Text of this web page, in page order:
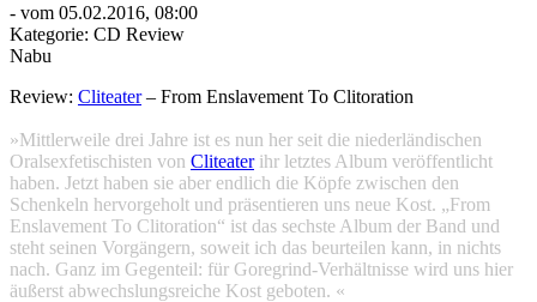
- vom 05.02.2016, 08:00
Kategorie: CD Review
Nabu
Review: Cliteater– From Enslavement To Clitoration
»Mittlerweile drei Jahre ist es nun her seit die niederländischen
Oralsexfetischisten von Cliteaterihr letztes Album veröffentlicht
haben. Jetzt haben sie aber endlich die Köpfe zwischen den
Schenkeln hervorgeholt und präsentieren uns neue Kost. „From
Enslavement To Clitoration“ ist das sechste Album der Band und
steht seinen Vorgängern, soweit ich das beurteilen kann, in nichts
nach. Ganz im Gegenteil: für Goregrind-Verhältnisse wird uns hier
äußerst abwechslungsreiche Kost geboten. «